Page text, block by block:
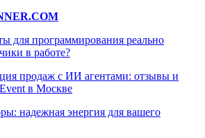
для программирования реально
в работе?
продаж с ИИ агентами: отзывы и
в Москве
надежная энергия для вашего